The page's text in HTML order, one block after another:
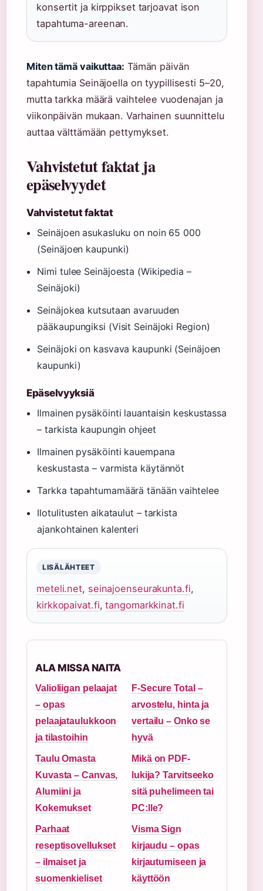
konsertit ja kirppikset tarjoavat ison
tapahtuma-areenan.
Miten tämä vaikuttaa: Tämän päivän
tapahtumia Seinäjoella on tyypillisesti 5–20,
mutta tarkka määrä vaihtelee vuodenajan ja
viikonpäivän mukaan. Varhainen suunnittelu
auttaa välttämään pettymykset.
Vahvistetut faktat ja
epäselvyydet
Vahvistetut faktat
Seinäjoen asukasluku on noin 65 000
(Seinäjoen kaupunki)
Nimi tulee Seinäjoesta (Wikipedia –
Seinäjoki)
Seinäjokea kutsutaan avaruuden
pääkaupungiksi (Visit Seinäjoki Region)
Seinäjoki on kasvava kaupunki (Seinäjoen
kaupunki)
Epäselvyyksiä
Ilmainen pysäköinti lauantaisin keskustassa
– tarkista kaupungin ohjeet
Ilmainen pysäköinti kauempana
keskustasta – varmista käytännöt
Tarkka tapahtumamäärä tänään vaihtelee
Ilotulitusten aikataulut – tarkista
ajankohtainen kalenteri
LISÄLÄHTEET
meteli.net, seinajoenseurakunta.fi,
kirkkopaivat.fi,tangomarkkinat.fi
ALA MISSA NAITA
Valioliigan pelaajat
– opas
pelaajataulukkoon
ja tilastoihin
F-Secure Total –
arvostelu, hinta ja
vertailu – Onko se
hyvä
Taulu Omasta
Kuvasta – Canvas,
Alumiini ja
Kokemukset
Mikä on PDF-
lukija? Tarvitseeko
sitä puhelimeen tai
PC:lle?
Parhaat
reseptisovellukset
– ilmaiset ja
suomenkieliset
Visma Sign
kirjaudu – opas
kirjautumiseen ja
käyttöön